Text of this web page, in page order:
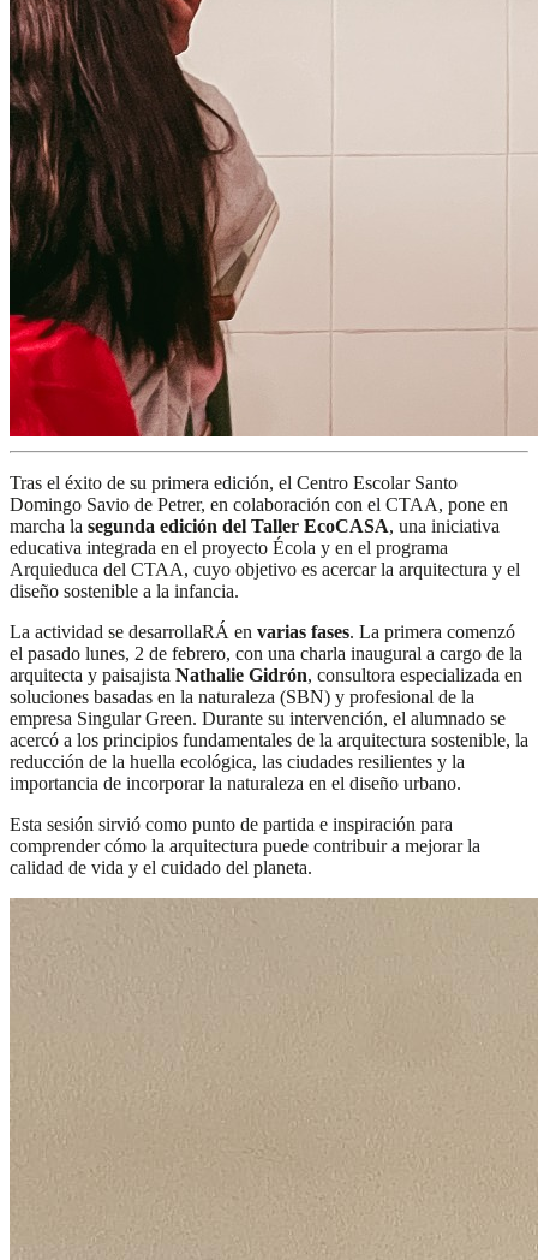
Tras el éxito de su primera edición, el Centro Escolar Santo
Domingo Savio de Petrer, en colaboración con el CTAA, pone en
marcha la segunda edición del Taller EcoCASA, una iniciativa
educativa integrada en el proyecto Écola y en el programa
Arquieduca del CTAA, cuyo objetivo es acercar la arquitectura y el
diseño sostenible a la infancia.
La actividad se desarrollaRÁ en varias fases. La primera comenzó
el pasado lunes, 2 de febrero, con una charla inaugural a cargo de la
arquitecta y paisajista Nathalie Gidrón, consultora especializada en
soluciones basadas en la naturaleza (SBN) y profesional de la
empresa Singular Green. Durante su intervención, el alumnado se
acercó a los principios fundamentales de la arquitectura sostenible, la
reducción de la huella ecológica, las ciudades resilientes y la
importancia de incorporar la naturaleza en el diseño urbano.
Esta sesión sirvió como punto de partida e inspiración para
comprender cómo la arquitectura puede contribuir a mejorar la
calidad de vida y el cuidado del planeta.